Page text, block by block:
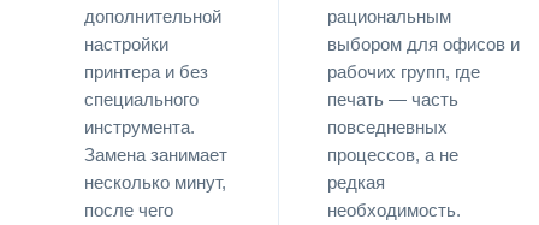
дополнительной
настройки
принтера и без
специального
инструмента.
Замена занимает
несколько минут,
после чего
рациональным
выбором для офисов и
рабочих групп, где
печать — часть
повседневных
процессов, а не
редкая
необходимость.